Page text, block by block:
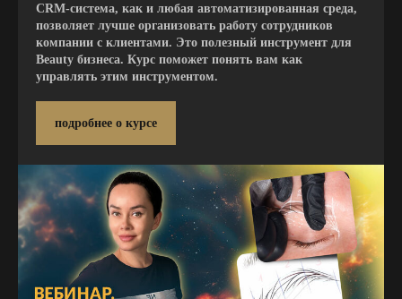
CRM-система, как и любая автоматизированная среда,
позволяет лучше организовать работу сотрудников
компании с клиентами. Это полезный инструмент для
Beauty бизнеса. Курс поможет понять вам как
управлять этим инструментом.
подробнее о курсе